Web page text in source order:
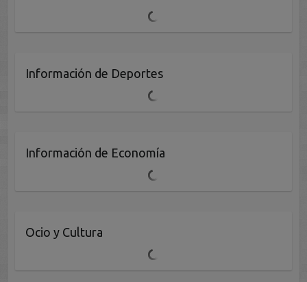
Información de Deportes
Información de Economía
Ocio y Cultura